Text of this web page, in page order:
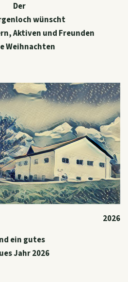
Der
wünscht
Aktiven und Freunden
Weihnachten
2026
ein gutes
Jahr 2026